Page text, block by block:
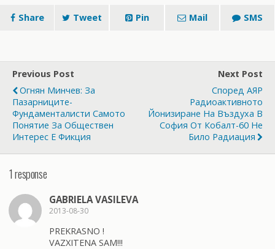
Share Tweet Pin Mail SMS
Previous Post
Огнян Минчев: За
Пазарниците-
Фундаменталисти Самото
Понятие За Обществен
Интерес Е Фикция
Next Post
Според АЯР
Радиоактивното
Йонизиране На Въздуха В
София От Кобалт-60 Не
Било Радиация
1 response
GABRIELA VASILEVA
2013-08-30
PREKRASNO !
VAZXITENA SAM!!!